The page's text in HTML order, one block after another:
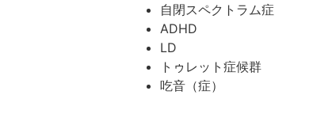
自閉スペクトラム症
ADHD
LD
トゥレット症候群
吃音（症）